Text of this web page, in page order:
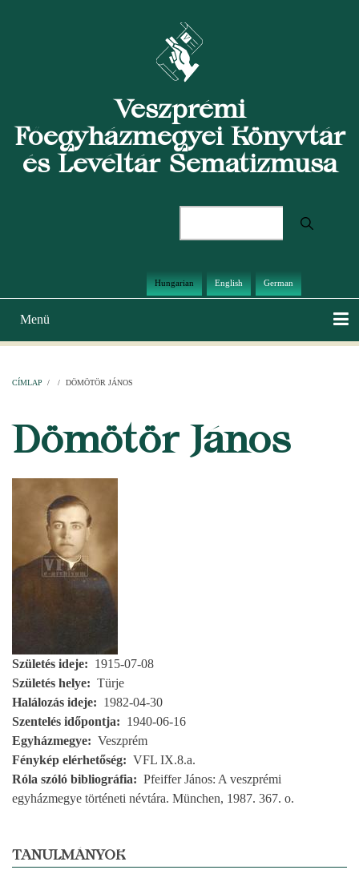
Veszprémi
Főegyházmegyei Könyvtár
és Levéltár Sematizmusa
Hungarian English German
Main
navigation
Menü
CÍMLAP / / DÖMÖTÖR JÁNOS
Dömötör János
Születés ideje
1915-07-08
Születés helye
Türje
Halálozás ideje
1982-04-30
Szentelés időpontja
1940-06-16
Egyházmegye
Veszprém
Fénykép elérhetőség
VFL IX.8.a.
Róla szóló bibliográfia
Pfeiffer János: A veszprémi
egyházmegye történeti névtára. München, 1987. 367. o.
TANULMÁNYOK